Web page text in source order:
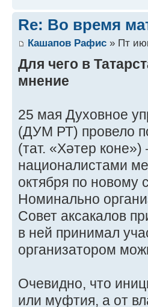
Re: Во время
Кашапов Рафис » Пт
Для чего в
мнение
25 мая Духовное
(ДУМ РТ) провело
(тат. «Хәтер
националистами
октября по новому
Номинально
Совет аксакалов
в ней принимал
организатором
Очевидно, что
или муфтия, а от